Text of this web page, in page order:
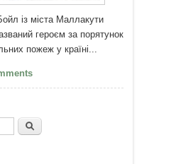
із міста Маллакути
героєм за порятунок
пожеж у країні...
австралієць рятує
сильних пожеж
Пошук